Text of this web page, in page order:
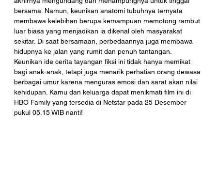
bersama. Namun, keunikan anatomi tubuhnya ternyata
membawa kelebihan berupa kemampuan memotong rambut
luar biasa yang menjadikan ia dikenal oleh masyarakat
sekitar. Di saat bersamaan, perbedaannya juga membawa
hidupnya ke jalan yang rumit dan penuh tantangan.
Keunikan ide cerita tayangan fiksi ini tidak hanya memikat
bagi anak-anak, tetapi juga menarik perhatian orang dewasa
berbagai umur karena menguras emosi dan sarat akan nilai
kehidupan. Kamu dan keluarga dapat menikmati film ini di
HBO Family yang tersedia di Netstar pada 25 Desember
pukul 05.15 WIB nanti!